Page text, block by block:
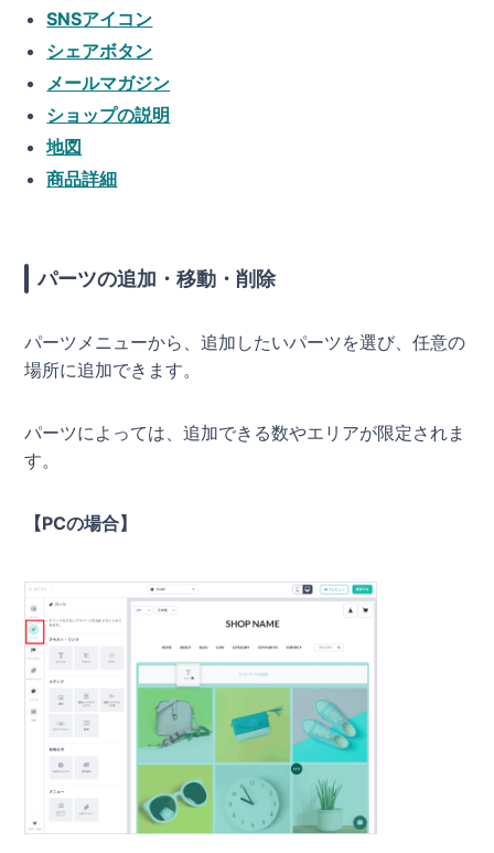
SNSアイコン
シェアボタン
メールマガジン
ショップの説明
地図
商品詳細
パーツの追加・移動・削除
パーツメニューから、追加したいパーツを選び、任意の
場所に追加できます。
パーツによっては、追加できる数やエリアが限定されま
す。
【PCの場合】